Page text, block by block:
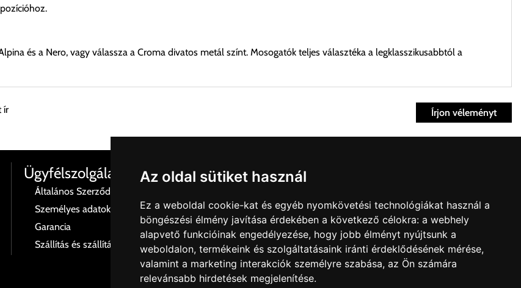
Az oldal sütiket használ
Ez a weboldal cookie-kat és egyéb nyomkövetési technológiákat használ a
böngészési élmény javítása érdekében a következő célokra: a webhely
alapvető funkcióinak engedélyezése, hogy jobb élményt nyújtsunk a
weboldalon, termékeink és szolgáltatásaink iránti érdeklődésének mérése,
valamint a marketing interakciók személyre szabása, az Ön számára
relevánsabb hirdetések megjelenítése.
és a Nero, vagy válassza a Croma divatos metál színt. Mosogatók teljes választéka a legklasszikusabbtól a
Budapesti Cégcsoportunk Stúdiójában előre egyeztetett időpontban.
több lehetőséget ajánl fel a program. Kérjük, a vásárolt árú figyelembevételével az önnek megfelelő szállítási költséget
ajánl fel szállítási költséget, úgy válassza a 0.- forintos szállítást, kollégáink megvizsgálják a vásárolt termék adatait,
Írjon véleményt
ír
Ügyfélszolgálat
Általános Szerződési Feltételek
Személyes adatok és azok kezelése
Rólunk
Garancia
Kapcsolat
Szállítás és szállítási költségek
Adatvédelmi irányelvek
Bevásárlókosár